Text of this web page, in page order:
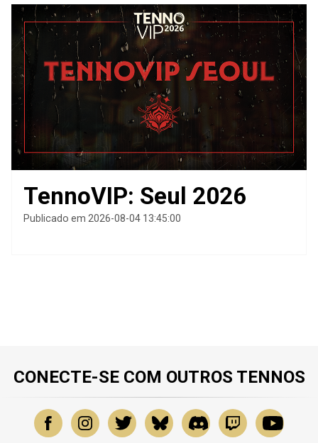
TennoVIP: Seul 2026
Publicado em 2026-08-04 13:45:00
CONECTE-SE COM OUTROS TENNOS